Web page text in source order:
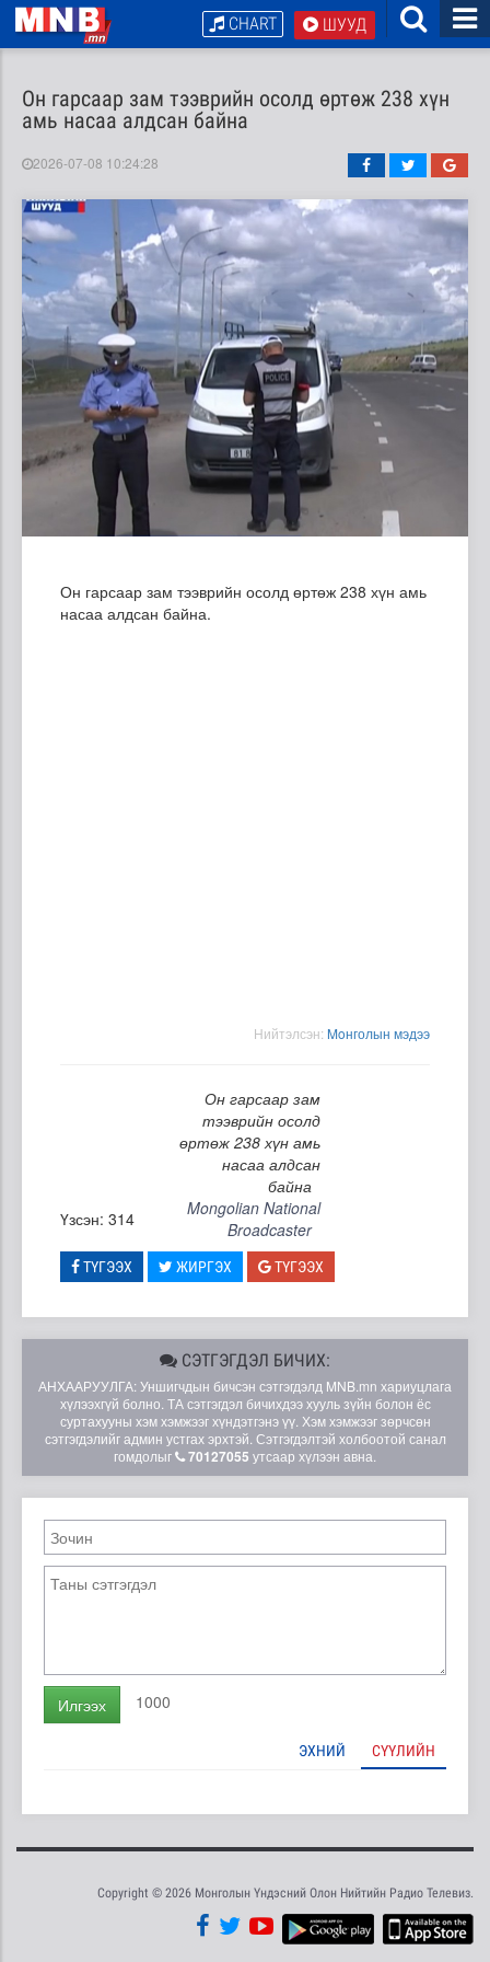
ШУУД
CHART
Он гарсаар зам тээврийн осолд өртөж 238 хүн
амь насаа алдсан байна
2026-07-08 10:24:28
Он гарсаар зам тээврийн осолд өртөж 238 хүн амь
насаа алдсан байна.
Нийтэлсэн: Moнголын мэдээ
Он гарсаар зам
тээврийн осолд
өртөж 238 хүн амь
насаа алдсан
байна
Үзсэн: 314
Mongolian National
Broadcaster
ТҮГЭЭХ ЖИРГЭХ ТҮГЭЭХ
СЭТГЭГДЭЛ БИЧИХ:
АНХААРУУЛГА: Уншигчдын бичсэн сэтгэгдэлд MNB.mn хариуцлага
хүлээхгүй болно. ТА сэтгэгдэл бичихдээ хууль зүйн болон ёс
суртахууны хэм хэмжээг хүндэтгэнэ үү. Хэм хэмжээг зөрчсөн
сэтгэгдэлийг админ устгах эрхтэй. Сэтгэгдэлтэй холбоотой санал
гомдолыг
70127055 утсаар хүлээн авна.
Илгээх 1000
ЭХНИЙ СҮҮЛИЙН
Copyright © 2026 Монголын Үндэсний Олон Нийтийн Радио Телевиз.